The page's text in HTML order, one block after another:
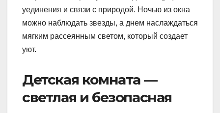
уединения и связи с природой. Ночью из окна
можно наблюдать звезды, а днем наслаждаться
мягким рассеянным светом, который создает
уют.
Детская комната —
светлая и безопасная